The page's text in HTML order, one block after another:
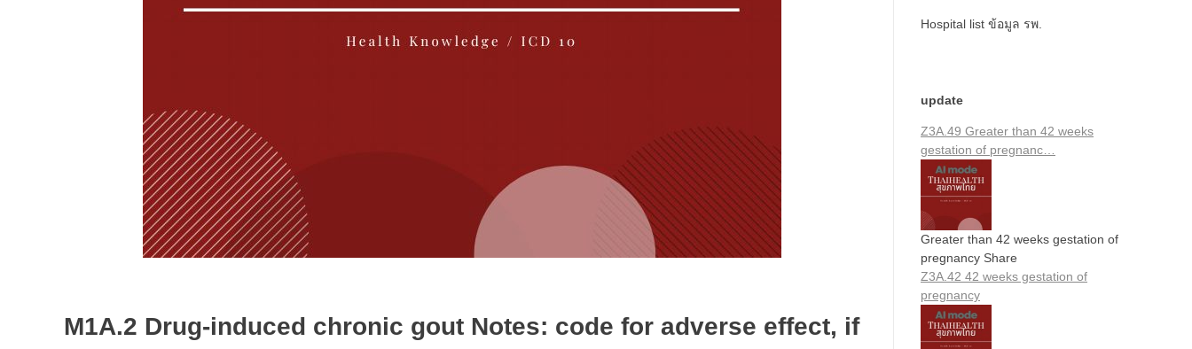
M1A.2 Drug-induced chronic gout Notes: code for adverse effect, if
Hospital list ข้อมูล รพ.
update
Z3A.49 Greater than 42 weeks
gestation of pregnanc…
Greater than 42 weeks gestation of
pregnancy Share
Z3A.42 42 weeks gestation of
pregnancy